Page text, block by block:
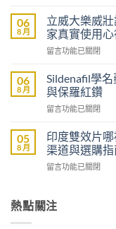
液
要
注
意
麼？
香
用
分
享
正
道、
價
有
醫
生
紙
以
買
到
威
鋼
嗎？
港
購
06
8 月
立威大樂威
家真實使用
在
威
大
樂
威
評
價：
雙
效
加
留言功能已關閉
06
8 月
Sildenafil學
與保羅紅鑽
在
學
名
藥
邊
一
留言功能已關閉
05
8 月
印度雙效片
渠道與選購指
在
雙
效
留言功能已關閉
熱點關注